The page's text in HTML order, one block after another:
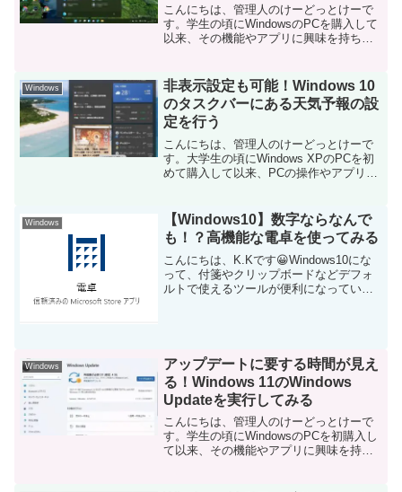
グレードする
こんにちは、管理人のけーどっとけーで
す。学生の頃にWindowsのPCを購入して
以来、その機能やアプリに興味を持ちま
や便利で面白いアプリを使ってみること
を趣味としてい...
Windows
非表示設定も可能！Windows 10
のタスクバーにある天気予報の設
定を行う
こんにちは、管理人のけーどっとけーで
す。大学生の頃にWindows XPのPCを初
めて購入して以来、PCの操作やアプリを
などデバイスの新機能や便利なアプリを
使ってみる...
Windows
【Windows10】数字ならなんで
も！？高機能な電卓を使ってみる
こんにちは、K.Kです😀Windows10にな
って、付箋やクリップボードなどデフォ
ルトで使えるツールが便利になっていま
Windows
アップデートに要する時間が見え
る！Windows 11のWindows
Updateを実行してみる
こんにちは、管理人のけーどっとけーで
す。学生の頃にWindowsのPCを初購入し
て以来、その機能やアプリに興味を持ち